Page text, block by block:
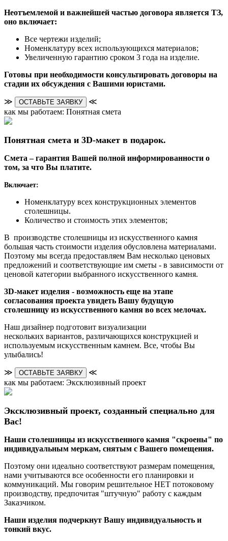
Неотъемлемой и важнейшей частью договора является ТЗ,
оно включает:
Все чертежи изделий;
Номенклатуру всех использующихся материалов;
Увеличенную гарантию сроком 3 года на изделие.
Готовы при необходимости консультировать договоры на
стадии их обсуждения с Вашими юристами.
≫ ОСТАВЬТЕ ЗАЯВКУ
≪
как мы работаем: Понятная смета
Понятная смета и 3D-макет в подарок.
Смета – гарантия Вашей полной информированности о
том, за что Вы платите.
Включает:
Номенклатуру всех конструкционных элементов
столешницы.
Количество и стоимость этих элементов;
В производстве столешницы из искусственного камня
большая часть стоимости изделия обусловлена материалами.
Поэтому мы всегда предоставляем Вам несколько ценовых
предложений и соответствующие им сметы - в зависимости от
ценовой категории выбранного искусственного камня.
3D-макет изделия - возможность еще на этапе
согласования проекта увидеть Вашу будущую
столешницу из искусственного камня во всех мелочах.
Наш дизайнер подготовит визуализации
нескольких вариантов, различающихся конструкцией и
используемым искусственным камнем. Все, чтобы Вы
улыбались!
≫ ОСТАВЬТЕ ЗАЯВКУ
≪
как мы работаем: Эксклюзивный проект
Эксклюзивный проект, созданный специально для
Вас!
Наши столешницы из искусственного камня "скроены" по
индивидуальным меркам, снятым с Вашего помещения.
Поэтому они идеально соответствуют размерам помещения,
нами учитываются все особенности его планировки и
коммуникаций. Мы говорим решительное НЕТ потоковому
производству, предпочитая "штучную" работу с каждым
Заказчиком.
Наши изделия подчеркнут Вашу индивидуальность и
тонкий вкус.